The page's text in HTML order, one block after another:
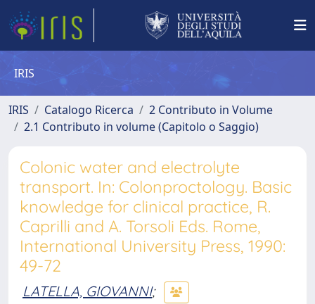
IRIS
IRIS Catalogo Ricerca
2 Contributo in Volume
2.1 Contributo in volume (Capitolo o Saggio)
Colonic water and electrolyte
transport. In: Colonproctology. Basic
knowledge for clinical practice, R.
Caprilli and A. Torsoli Eds. Rome,
International University Press, 1990:
49-72
LATELLA, GIOVANNI;